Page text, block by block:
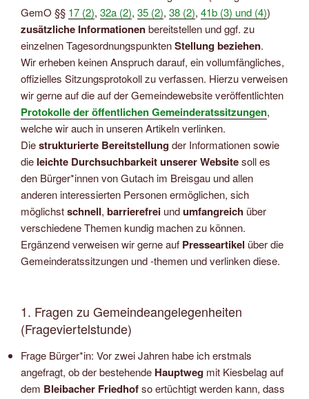
GemO §§ 17 (2), 32a (2), 35 (2), 38 (2), 41b (3) und (4))
zusätzliche Informationenbereitstellen und ggf. zu
einzelnen TagesordnungspunktenStellung beziehen.
Wir erheben keinen Anspruch darauf, ein vollumfängliches,
offizielles Sitzungsprotokoll zu verfassen. Hierzu verweisen
wir gerne auf die auf der Gemeindewebsite veröffentlichten
Protokolle der öffentlichen Gemeinderatssitzungen,
welche wir auch in unseren Artikeln verlinken.
Diestrukturierte Bereitstellungder Informationen sowie
die leichte Durchsuchbarkeit unserer Websitesoll es
den Bürger*innen von Gutach im Breisgau und allen
anderen interessierten Personen ermöglichen, sich
möglichstschnell, barrierefrei undumfangreich über
verschiedene Themen kundig machen zu können.
Ergänzend verweisen wir gerne auf Presseartikel über die
Gemeinderatssitzungen und -themen und verlinken diese.
1. Fragen zu Gemeindeangelegenheiten
(Frageviertelstunde)
Frage Bürger*in: Vor zwei Jahren habe ich erstmals
angefragt, ob der bestehende Hauptweg mit Kiesbelag auf
dem Bleibacher Friedhofso ertüchtigt werden kann, dass